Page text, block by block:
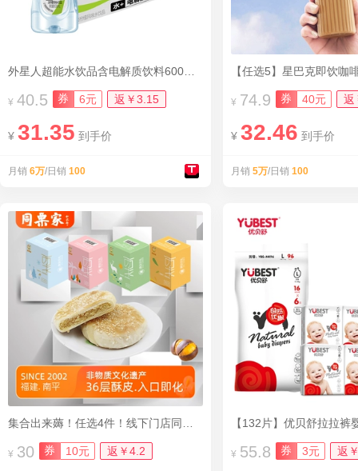
¥ 40.5 券 6元 返￥3.15
¥ 31.35 到手价
月销 6万/日销 100
【任选5】星巴克即饮咖
¥ 74.9 券 40元 返
¥ 32.46 到手价
月销 5万/日销 100
¥ 30 券 10元 返￥4.2 ¥ 55.8 券 3元 返